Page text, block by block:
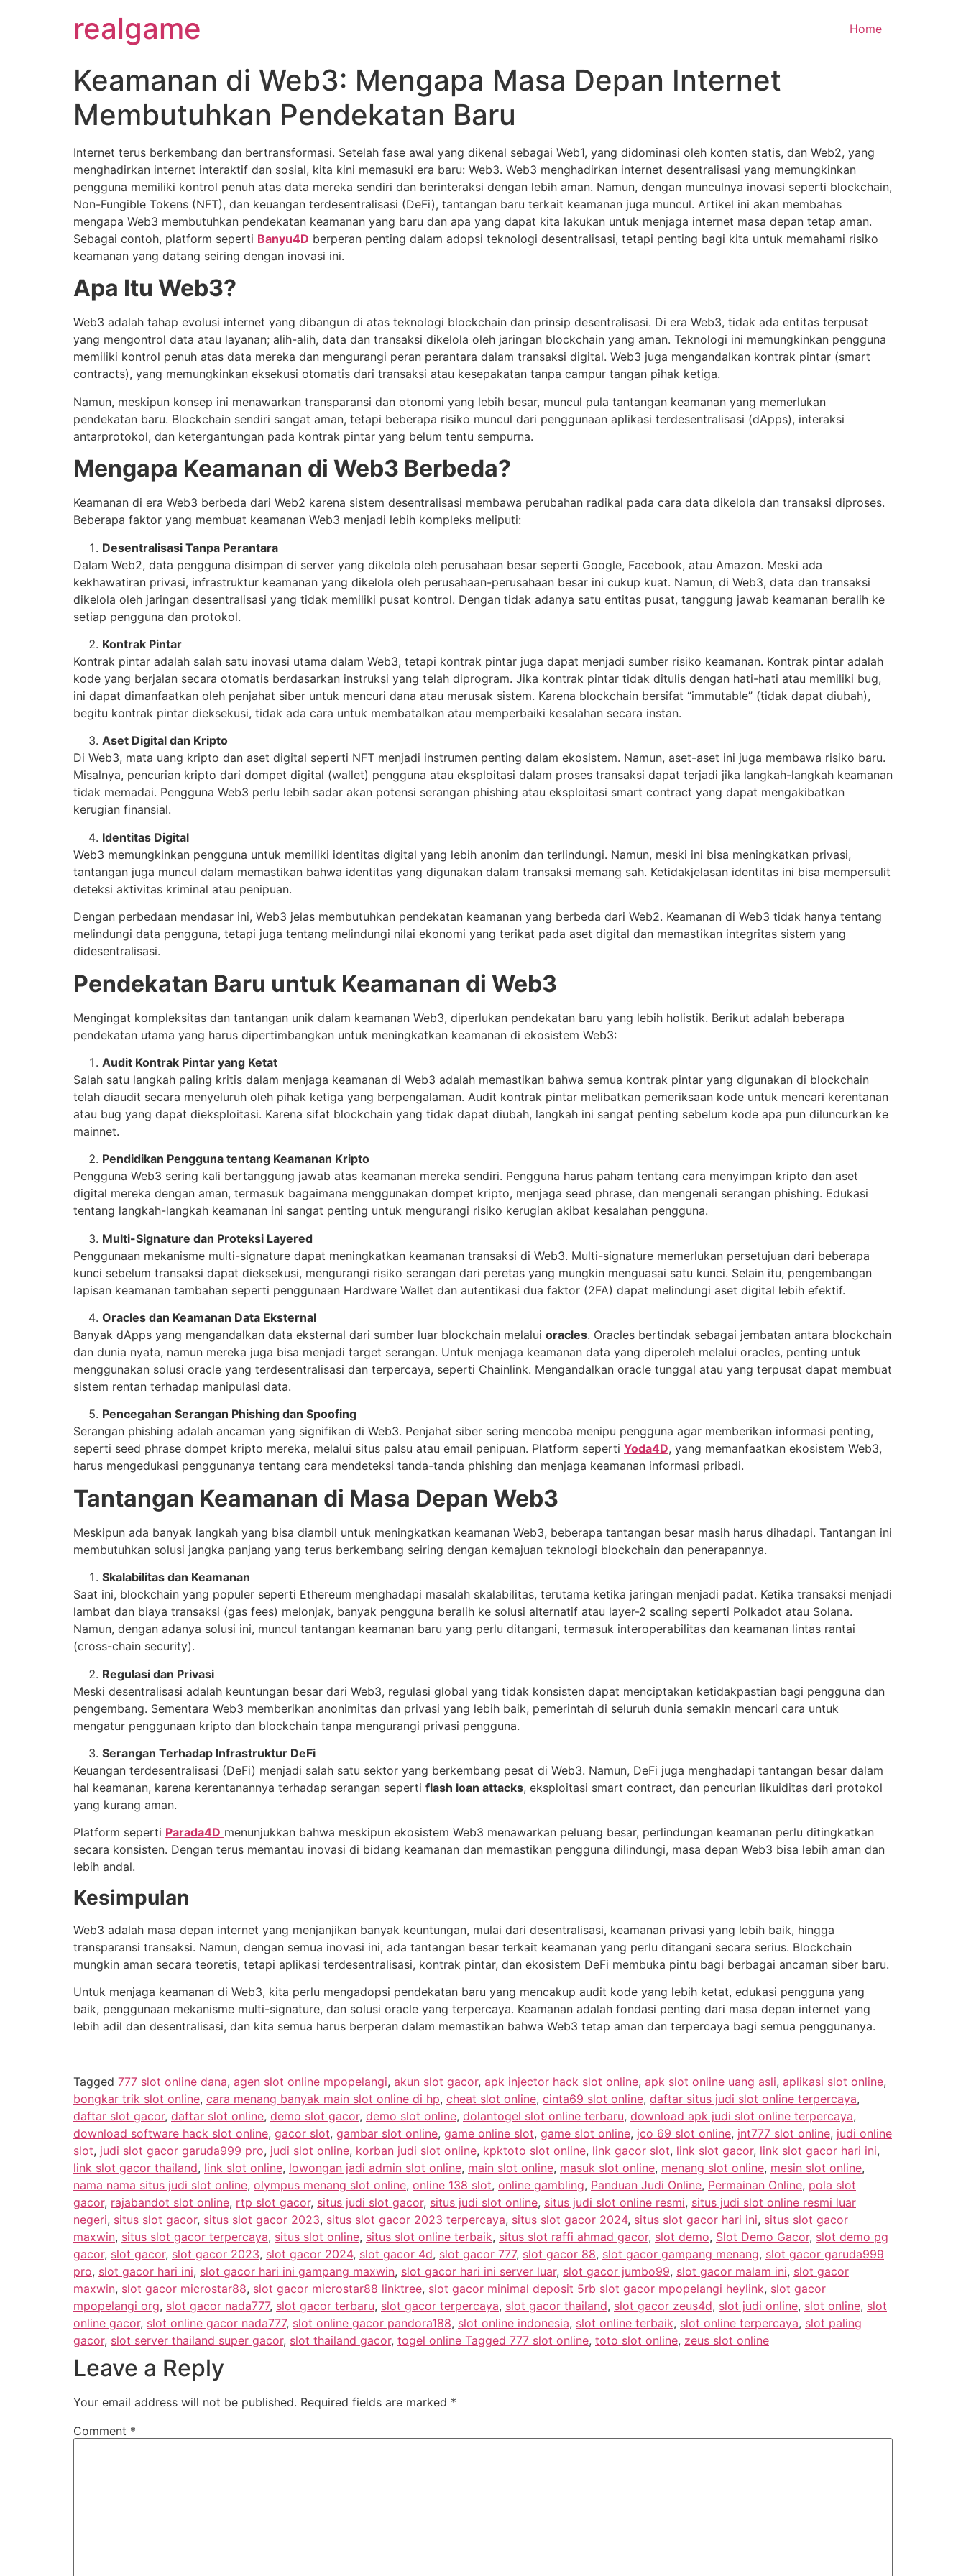
realgame Home
Keamanan di Web3: Mengapa Masa Depan Internet
Membutuhkan Pendekatan Baru
Internet terus berkembang dan bertransformasi. Setelah fase awal yang dikenal sebagai Web1, yang didominasi oleh konten statis, dan Web2, yang
menghadirkan internet interaktif dan sosial, kita kini memasuki era baru: Web3. Web3 menghadirkan internet desentralisasi yang memungkinkan
pengguna memiliki kontrol penuh atas data mereka sendiri dan berinteraksi dengan lebih aman. Namun, dengan munculnya inovasi seperti blockchain,
Non-Fungible Tokens (NFT), dan keuangan terdesentralisasi (DeFi), tantangan baru terkait keamanan juga muncul. Artikel ini akan membahas
mengapa Web3 membutuhkan pendekatan keamanan yang baru dan apa yang dapat kita lakukan untuk menjaga internet masa depan tetap aman.
Sebagai contoh, platform seperti Banyu4D berperan penting dalam adopsi teknologi desentralisasi, tetapi penting bagi kita untuk memahami risiko
keamanan yang datang seiring dengan inovasi ini.
Apa Itu Web3?
Web3 adalah tahap evolusi internet yang dibangun di atas teknologi blockchain dan prinsip desentralisasi. Di era Web3, tidak ada entitas terpusat
yang mengontrol data atau layanan; alih-alih, data dan transaksi dikelola oleh jaringan blockchain yang aman. Teknologi ini memungkinkan pengguna
memiliki kontrol penuh atas data mereka dan mengurangi peran perantara dalam transaksi digital. Web3 juga mengandalkan kontrak pintar (smart
contracts), yang memungkinkan eksekusi otomatis dari transaksi atau kesepakatan tanpa campur tangan pihak ketiga.
Namun, meskipun konsep ini menawarkan transparansi dan otonomi yang lebih besar, muncul pula tantangan keamanan yang memerlukan
pendekatan baru. Blockchain sendiri sangat aman, tetapi beberapa risiko muncul dari penggunaan aplikasi terdesentralisasi (dApps), interaksi
antarprotokol, dan ketergantungan pada kontrak pintar yang belum tentu sempurna.
Mengapa Keamanan di Web3 Berbeda?
Keamanan di era Web3 berbeda dari Web2 karena sistem desentralisasi membawa perubahan radikal pada cara data dikelola dan transaksi diproses.
Beberapa faktor yang membuat keamanan Web3 menjadi lebih kompleks meliputi:
Desentralisasi Tanpa Perantara
Dalam Web2, data pengguna disimpan di server yang dikelola oleh perusahaan besar seperti Google, Facebook, atau Amazon. Meski ada
kekhawatiran privasi, infrastruktur keamanan yang dikelola oleh perusahaan-perusahaan besar ini cukup kuat. Namun, di Web3, data dan transaksi
dikelola oleh jaringan desentralisasi yang tidak memiliki pusat kontrol. Dengan tidak adanya satu entitas pusat, tanggung jawab keamanan beralih ke
setiap pengguna dan protokol.
Kontrak Pintar
Kontrak pintar adalah salah satu inovasi utama dalam Web3, tetapi kontrak pintar juga dapat menjadi sumber risiko keamanan. Kontrak pintar adalah
kode yang berjalan secara otomatis berdasarkan instruksi yang telah diprogram. Jika kontrak pintar tidak ditulis dengan hati-hati atau memiliki bug,
ini dapat dimanfaatkan oleh penjahat siber untuk mencuri dana atau merusak sistem. Karena blockchain bersifat “immutable” (tidak dapat diubah),
begitu kontrak pintar dieksekusi, tidak ada cara untuk membatalkan atau memperbaiki kesalahan secara instan.
Aset Digital dan Kripto
Di Web3, mata uang kripto dan aset digital seperti NFT menjadi instrumen penting dalam ekosistem. Namun, aset-aset ini juga membawa risiko baru.
Misalnya, pencurian kripto dari dompet digital (wallet) pengguna atau eksploitasi dalam proses transaksi dapat terjadi jika langkah-langkah keamanan
tidak memadai. Pengguna Web3 perlu lebih sadar akan potensi serangan phishing atau eksploitasi smart contract yang dapat mengakibatkan
kerugian finansial.
Identitas Digital
Web3 memungkinkan pengguna untuk memiliki identitas digital yang lebih anonim dan terlindungi. Namun, meski ini bisa meningkatkan privasi,
tantangan juga muncul dalam memastikan bahwa identitas yang digunakan dalam transaksi memang sah. Ketidakjelasan identitas ini bisa mempersulit
deteksi aktivitas kriminal atau penipuan.
Dengan perbedaan mendasar ini, Web3 jelas membutuhkan pendekatan keamanan yang berbeda dari Web2. Keamanan di Web3 tidak hanya tentang
melindungi data pengguna, tetapi juga tentang melindungi nilai ekonomi yang terikat pada aset digital dan memastikan integritas sistem yang
didesentralisasi.
Pendekatan Baru untuk Keamanan di Web3
Mengingat kompleksitas dan tantangan unik dalam keamanan Web3, diperlukan pendekatan baru yang lebih holistik. Berikut adalah beberapa
pendekatan utama yang harus dipertimbangkan untuk meningkatkan keamanan di ekosistem Web3:
Audit Kontrak Pintar yang Ketat
Salah satu langkah paling kritis dalam menjaga keamanan di Web3 adalah memastikan bahwa semua kontrak pintar yang digunakan di blockchain
telah diaudit secara menyeluruh oleh pihak ketiga yang berpengalaman. Audit kontrak pintar melibatkan pemeriksaan kode untuk mencari kerentanan
atau bug yang dapat dieksploitasi. Karena sifat blockchain yang tidak dapat diubah, langkah ini sangat penting sebelum kode apa pun diluncurkan ke
mainnet.
Pendidikan Pengguna tentang Keamanan Kripto
Pengguna Web3 sering kali bertanggung jawab atas keamanan mereka sendiri. Pengguna harus paham tentang cara menyimpan kripto dan aset
digital mereka dengan aman, termasuk bagaimana menggunakan dompet kripto, menjaga seed phrase, dan mengenali serangan phishing. Edukasi
tentang langkah-langkah keamanan ini sangat penting untuk mengurangi risiko kerugian akibat kesalahan pengguna.
Multi-Signature dan Proteksi Layered
Penggunaan mekanisme multi-signature dapat meningkatkan keamanan transaksi di Web3. Multi-signature memerlukan persetujuan dari beberapa
kunci sebelum transaksi dapat dieksekusi, mengurangi risiko serangan dari peretas yang mungkin menguasai satu kunci. Selain itu, pengembangan
lapisan keamanan tambahan seperti penggunaan Hardware Wallet dan autentikasi dua faktor (2FA) dapat melindungi aset digital lebih efektif.
Oracles dan Keamanan Data Eksternal
Banyak dApps yang mengandalkan data eksternal dari sumber luar blockchain melalui oracles. Oracles bertindak sebagai jembatan antara blockchain
dan dunia nyata, namun mereka juga bisa menjadi target serangan. Untuk menjaga keamanan data yang diperoleh melalui oracles, penting untuk
menggunakan solusi oracle yang terdesentralisasi dan terpercaya, seperti Chainlink. Mengandalkan oracle tunggal atau yang terpusat dapat membuat
sistem rentan terhadap manipulasi data.
Pencegahan Serangan Phishing dan Spoofing
Serangan phishing adalah ancaman yang signifikan di Web3. Penjahat siber sering mencoba menipu pengguna agar memberikan informasi penting,
seperti seed phrase dompet kripto mereka, melalui situs palsu atau email penipuan. Platform seperti Yoda4D, yang memanfaatkan ekosistem Web3,
harus mengedukasi penggunanya tentang cara mendeteksi tanda-tanda phishing dan menjaga keamanan informasi pribadi.
Tantangan Keamanan di Masa Depan Web3
Meskipun ada banyak langkah yang bisa diambil untuk meningkatkan keamanan Web3, beberapa tantangan besar masih harus dihadapi. Tantangan ini
membutuhkan solusi jangka panjang yang terus berkembang seiring dengan kemajuan teknologi blockchain dan penerapannya.
Skalabilitas dan Keamanan
Saat ini, blockchain yang populer seperti Ethereum menghadapi masalah skalabilitas, terutama ketika jaringan menjadi padat. Ketika transaksi menjadi
lambat dan biaya transaksi (gas fees) melonjak, banyak pengguna beralih ke solusi alternatif atau layer-2 scaling seperti Polkadot atau Solana.
Namun, dengan adanya solusi ini, muncul tantangan keamanan baru yang perlu ditangani, termasuk interoperabilitas dan keamanan lintas rantai
(cross-chain security).
Regulasi dan Privasi
Meski desentralisasi adalah keuntungan besar dari Web3, regulasi global yang tidak konsisten dapat menciptakan ketidakpastian bagi pengguna dan
pengembang. Sementara Web3 memberikan anonimitas dan privasi yang lebih baik, pemerintah di seluruh dunia semakin mencari cara untuk
mengatur penggunaan kripto dan blockchain tanpa mengurangi privasi pengguna.
Serangan Terhadap Infrastruktur DeFi
Keuangan terdesentralisasi (DeFi) menjadi salah satu sektor yang berkembang pesat di Web3. Namun, DeFi juga menghadapi tantangan besar dalam
hal keamanan, karena kerentanannya terhadap serangan seperti flash loan attacks, eksploitasi smart contract, dan pencurian likuiditas dari protokol
yang kurang aman.
Platform seperti Parada4D menunjukkan bahwa meskipun ekosistem Web3 menawarkan peluang besar, perlindungan keamanan perlu ditingkatkan
secara konsisten. Dengan terus memantau inovasi di bidang keamanan dan memastikan pengguna dilindungi, masa depan Web3 bisa lebih aman dan
lebih andal.
Kesimpulan
Web3 adalah masa depan internet yang menjanjikan banyak keuntungan, mulai dari desentralisasi, keamanan privasi yang lebih baik, hingga
transparansi transaksi. Namun, dengan semua inovasi ini, ada tantangan besar terkait keamanan yang perlu ditangani secara serius. Blockchain
mungkin aman secara teoretis, tetapi aplikasi terdesentralisasi, kontrak pintar, dan ekosistem DeFi membuka pintu bagi berbagai ancaman siber baru.
Untuk menjaga keamanan di Web3, kita perlu mengadopsi pendekatan baru yang mencakup audit kode yang lebih ketat, edukasi pengguna yang
baik, penggunaan mekanisme multi-signature, dan solusi oracle yang terpercaya. Keamanan adalah fondasi penting dari masa depan internet yang
lebih adil dan desentralisasi, dan kita semua harus berperan dalam memastikan bahwa Web3 tetap aman dan terpercaya bagi semua penggunanya.
Tagged 777 slot online dana, agen slot online mpopelangi, akun slot gacor, apk injector hack slot online, apk slot online uang asli, aplikasi slot online,
bongkar trik slot online, cara menang banyak main slot online di hp, cheat slot online, cinta69 slot online, daftar situs judi slot online terpercaya,
daftar slot gacor, daftar slot online, demo slot gacor, demo slot online, dolantogel slot online terbaru, download apk judi slot online terpercaya,
download software hack slot online, gacor slot, gambar slot online, game online slot, game slot online, jco 69 slot online, jnt777 slot online, judi online
slot, judi slot gacor garuda999 pro, judi slot online, korban judi slot online, kpktoto slot online, link gacor slot, link slot gacor, link slot gacor hari ini,
link slot gacor thailand, link slot online, lowongan jadi admin slot online, main slot online, masuk slot online, menang slot online, mesin slot online,
nama nama situs judi slot online, olympus menang slot online, online 138 slot, online gambling, Panduan Judi Online, Permainan Online, pola slot
gacor, rajabandot slot online, rtp slot gacor, situs judi slot gacor, situs judi slot online, situs judi slot online resmi, situs judi slot online resmi luar
negeri, situs slot gacor, situs slot gacor 2023, situs slot gacor 2023 terpercaya, situs slot gacor 2024, situs slot gacor hari ini, situs slot gacor
maxwin, situs slot gacor terpercaya, situs slot online, situs slot online terbaik, situs slot raffi ahmad gacor, slot demo, Slot Demo Gacor, slot demo pg
gacor, slot gacor, slot gacor 2023, slot gacor 2024, slot gacor 4d, slot gacor 777, slot gacor 88, slot gacor gampang menang, slot gacor garuda999
pro, slot gacor hari ini, slot gacor hari ini gampang maxwin, slot gacor hari ini server luar, slot gacor jumbo99, slot gacor malam ini, slot gacor
maxwin, slot gacor microstar88, slot gacor microstar88 linktree, slot gacor minimal deposit 5rb slot gacor mpopelangi heylink, slot gacor
mpopelangi org, slot gacor nada777, slot gacor terbaru, slot gacor terpercaya, slot gacor thailand, slot gacor zeus4d, slot judi online, slot online, slot
online gacor, slot online gacor nada777, slot online gacor pandora188, slot online indonesia, slot online terbaik, slot online terpercaya, slot paling
gacor, slot server thailand super gacor, slot thailand gacor, togel online Tagged 777 slot online, toto slot online, zeus slot online
Leave a Reply
Your email address will not be published. Required fields are marked *
Comment *